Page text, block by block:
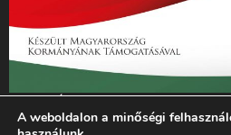
„Az Új Ember katolikus hetilap
támogatását az EGYH-KCP-
A weboldalon a minőségi